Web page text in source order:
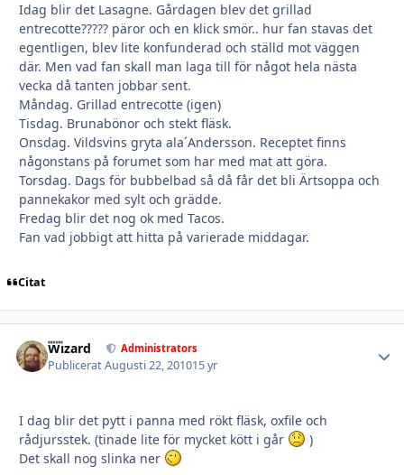
Idag blir det Lasagne. Gårdagen blev det grillad
entrecotte????? päror och en klick smör.. hur fan stavas det
egentligen, blev lite konfunderad och ställd mot väggen
där. Men vad fan skall man laga till för något hela nästa
vecka då tanten jobbar sent.
Måndag. Grillad entrecotte (igen)
Tisdag. Brunabönor och stekt fläsk.
Onsdag. Vildsvins gryta ala´Andersson. Receptet finns
någonstans på forumet som har med mat att göra.
Torsdag. Dags för bubbelbad så då får det bli Ärtsoppa och
pannekakor med sylt och grädde.
Fredag blir det nog ok med Tacos.
Fan vad jobbigt att hitta på varierade middagar.
Citat
Wizard Administrators
PubliceratAugusti 22, 201015 yr
I dag blir det pytt i panna med rökt fläsk, oxfile och
rådjursstek. (tinade lite för mycket kött i går
)
Det skall nog slinka ner